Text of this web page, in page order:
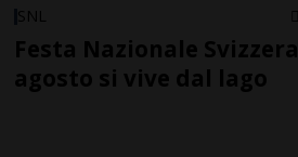
SNL
Festa Nazionale
agosto si vive dal lago